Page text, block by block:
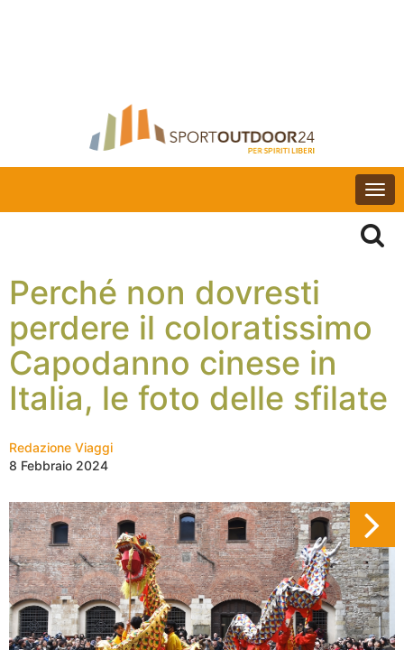
Perché non dovresti
perdere il coloratissimo
Capodanno cinese in
Italia, le foto delle sfilate
Redazione Viaggi
8 Febbraio 2024